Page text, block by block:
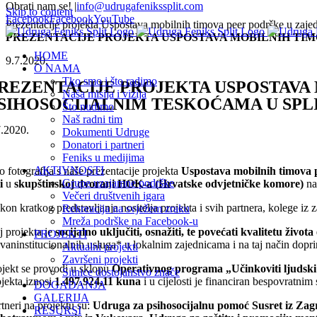
Skip to content
Obrati nam se! |info@udrugafenikssplit.com
FacebookFacebookYouTube
HOME
O NAMA
Tko smo i što radimo
Naša misija i vizija
Što nudimo
Naš radni tim
Dokumenti Udruge
Donatori i partneri
Feniks u medijima
AKTIVNOSTI
Grupe uzajamne podrške
Večeri društvenih igara
Rekreacija na svježem zraku
Mreža podrške na Facebook-u
PROJEKTI
Aktualni projekti
Završeni projekti
Sitnice dostojanstvo znače
DOGAĐANJA
GALERIJA
RESURSI
Prezentacije projekta Uspostava mobilnih timova peer podrške u
PREZENTACIJE PROJEKTA USPOSTAVA MOBILNIH
9.7.2020.
PROJEKTA
TESKOĆAMA U
fotografija s naše prezentacije projektaUspostava mobilnih timova
uskupštinskoj dvorani HOK-a (Hrvatske odvjetničke komore)
kratkog predstavljanja nositelja projekta i svih partnera, kolege
projekta jesocijalno uključiti, osnažiti, te povećati kvalitetu života
usluga* u lokalnim zajednicama i na taj način
se provodi u sklopuOperativnog programa „Učinkoviti ljudski
iznosi1.497.924,11 kunai u cijelosti je financiran bespovratnim
na projektu su:Udruga za psihosocijalnu pomoć Susret iz